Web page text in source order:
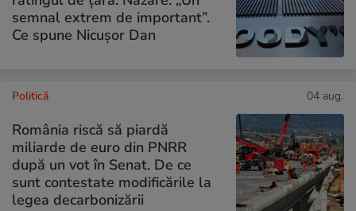
semnal extrem de important”.
Ce spune Nicușor Dan
Politică 04 aug.
România riscă să piardă
miliarde de euro din PNRR
după un vot în Senat. De ce
sunt contestate modificările la
legea decarbonizării